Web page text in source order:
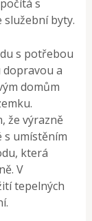
s
byty.
s potřebou
a
domům
že výrazně
s umístěním
která
V
tepelných